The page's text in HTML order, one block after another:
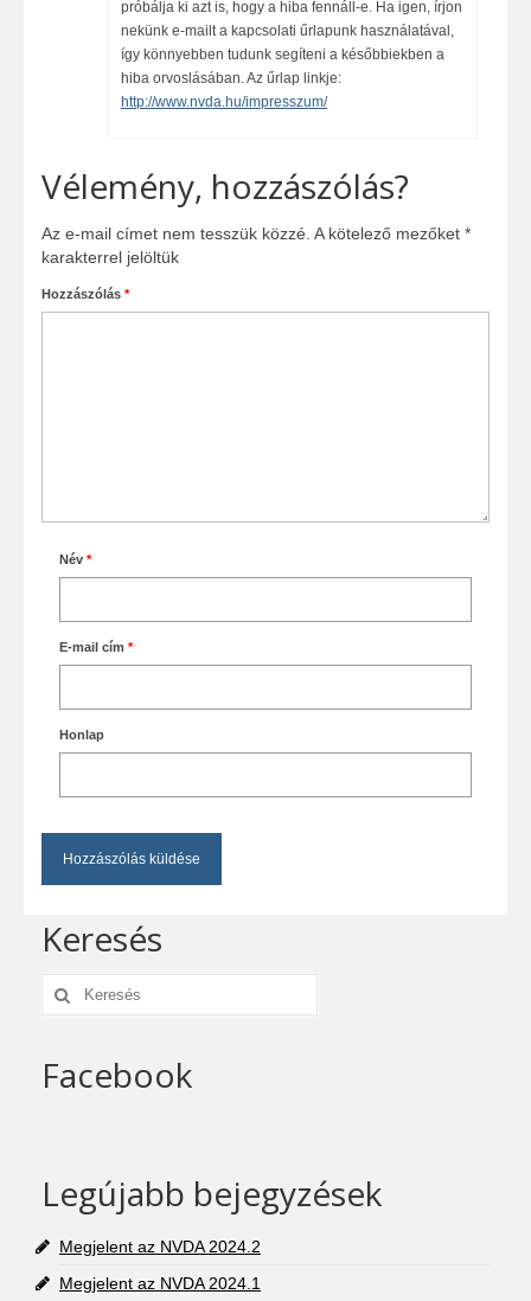
próbálja ki azt is, hogy a hiba fennáll-e. Ha igen, írjon
nekünk e-mailt a kapcsolati űrlapunk használatával,
így könnyebben tudunk segíteni a későbbiekben a
hiba orvoslásában. Az űrlap linkje:
http://www.nvda.hu/impresszum/
Vélemény, hozzászólás?
Az e-mail címet nem tesszük közzé. A kötelező mezőket *
karakterrel jelöltük
Hozzászólás *
Név *
E-mail cím *
Honlap
Keresés
Keresés:
Facebook
Legújabb bejegyzések
Megjelent az NVDA 2024.2
Megjelent az NVDA 2024.1